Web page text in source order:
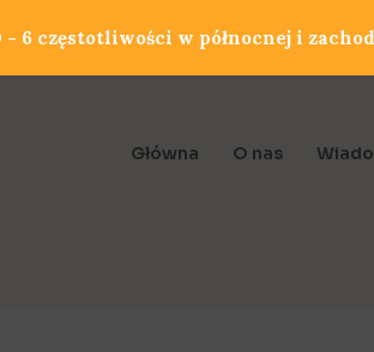
Główna O nas
6 częstotliwości w północnej i